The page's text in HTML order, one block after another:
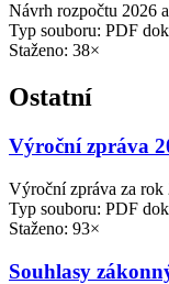
Návrh rozpočtu 2026
Typ souboru: PDF
Staženo: 38×
Ostatní
Výroční zpráva
Výroční zpráva za rok
Typ souboru: PDF
Staženo: 93×
Souhlasy